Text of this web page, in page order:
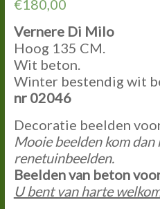
€180,00
Vernere Di Milo
Hoog 135 CM.
Wit beton.
Winter bestendig wit
nr 02046
Decoratie beelden
Mooie beelden kom dan
renetuinbeelden.
Beelden van beton
U bent van harte